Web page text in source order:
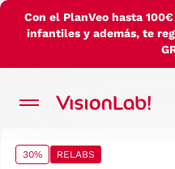
Con el PlanVeo hasta
infantiles y además, te
30% RELABS